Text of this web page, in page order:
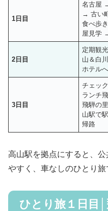
1日目
名古屋
→ 古い
食べ歩
屋見学
2日目
定期観
山＆白
ホテル
3日目
チェッ
ランチ
飛騨の
山駅で
帰路
高山駅を拠点にすると、
やすく、車なしのひとり旅
ひとり旅１日目